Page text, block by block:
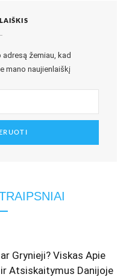
žemiau, kad
mano naujienlaiškį
Grynieji? Viskas Apie
Atsiskaitymus Danijoje